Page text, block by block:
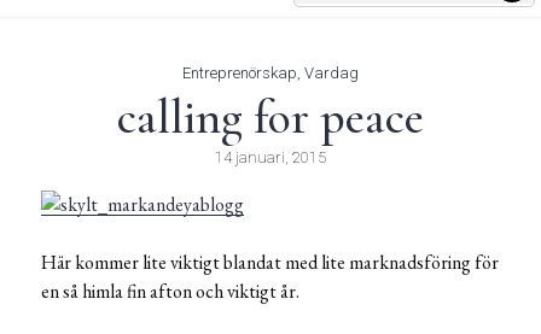
for:
Entreprenörskap, Vardag
calling for peace
14 januari, 2015
Här kommer lite viktigt blandat med lite marknadsföring för
en så himla fin afton och viktigt år.